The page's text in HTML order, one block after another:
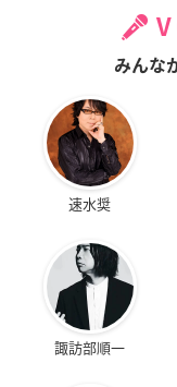
みんな
速水奨
諏訪部順一